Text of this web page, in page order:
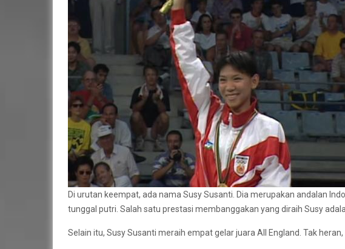
Di urutan keempat, ada nama Susy Susanti. Dia merupakan andalan
tunggal putri. Salah satu prestasi membanggakan yang diraih Susy
Selain itu, Susy Susanti meraih empat gelar juara All England. Tak